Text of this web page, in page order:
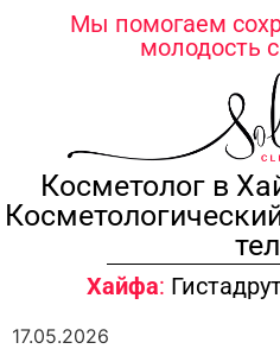
содержимомуМы помогаем
молодость
Косметолог в
Хайфа:
17.05.2026